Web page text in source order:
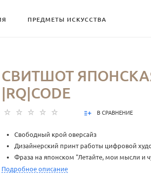
ПРЕДМЕТЫ ИСКУССТВА
СВИТШОТ
|RQ|CODE
В СРАВНЕНИЕ
Свободный крой оверсайз
Дизайнерский принт работы цифровой
Фраза на японском "Летайте, мои мысли и
Подробное описание